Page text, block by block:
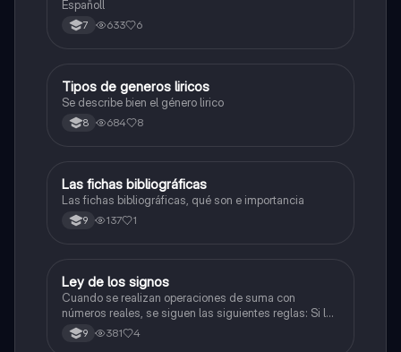
Españoll
7 633 6
Lengua Castellana
Tipos de generos liricos
Se describe bien el género lirico
8 684 8
Lengua Castellana
Las fichas bibliográficas
Las fichas bibliográficas, qué son e importancia
9 137 1
Lengua Castellana
Ley de los signos
Cuando se realizan operaciones de suma con
números reales, se siguen las siguientes reglas: Si los
dos números son positivos (mayor que cero): se
suman y mantienen su signo «+». Si los dos números
9 381 4